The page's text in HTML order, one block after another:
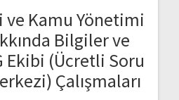
Kamu Yönetimi
Bilgiler ve
Ekibi (Ücretli Soru
Çalışmaları